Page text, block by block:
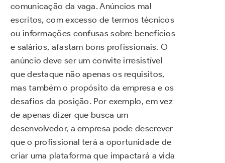
comunicação da vaga. Anúncios mal
escritos, com excesso de termos técnicos
ou informações confusas sobre benefícios
e salários, afastam bons profissionais. O
anúncio deve ser um convite irresistível
que destaque não apenas os requisitos,
mas também o propósito da empresa e os
desafios da posição. Por exemplo, em vez
de apenas dizer que busca um
desenvolvedor, a empresa pode descrever
que o profissional terá a oportunidade de
criar uma plataforma que impactará a vida